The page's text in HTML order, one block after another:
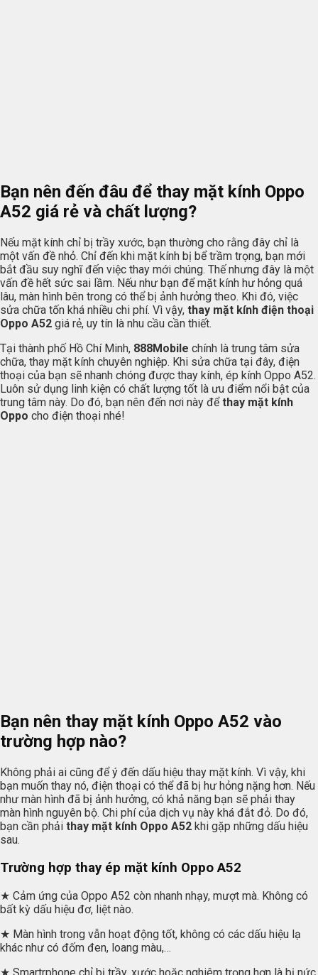
Bạn nên đến đâu để thay mặt kính Oppo
A52 giá rẻ và chất lượng?
Nếu mặt kính chỉ bị trầy xước, bạn thường cho rằng đây chỉ là
một vấn đề nhỏ. Chỉ đến khi mặt kính bị bể trầm trọng, bạn mới
bắt đầu suy nghĩ đến việc thay mới chúng. Thế nhưng đây là một
vấn đề hết sức sai lầm. Nếu như bạn để mặt kính hư hỏng quá
lâu, màn hình bên trong có thể bị ảnh hưởng theo. Khi đó, việc
sửa chữa tốn khá nhiều chi phí. Vì vậy, thay mặt kính điện thoại
Oppo A52 giá rẻ, uy tín là nhu cầu cần thiết.
Tại thành phố Hồ Chí Minh, 888Mobile chính là trung tâm sửa
chữa, thay mặt kính chuyên nghiệp. Khi sửa chữa tại đây, điện
thoại của bạn sẽ nhanh chóng được thay kính, ép kính Oppo A52.
Luôn sử dụng linh kiện có chất lượng tốt là ưu điểm nổi bật của
trung tâm này. Do đó, bạn nên đến nơi này đểthay mặt kính
Oppo cho điện thoại nhé!
Bạn nên thay mặt kính Oppo A52 vào
trường hợp nào?
Không phải ai cũng để ý đến dấu hiệu thay mặt kính. Vì vậy, khi
bạn muốn thay nó, điện thoại có thể đã bị hư hỏng nặng hơn. Nếu
như màn hình đã bị ảnh hưởng, có khả năng bạn sẽ phải thay
màn hình nguyên bộ. Chi phí của dịch vụ này khá đắt đỏ. Do đó,
bạn cần phải thay mặt kính Oppo A52 khi gặp những dấu hiệu
sau.
Trường hợp thay ép mặt kính Oppo A52
★ Cảm ứng của Oppo A52 còn nhanh nhạy, mượt mà. Không có
bất kỳ dấu hiệu đơ, liệt nào.
★ Màn hình trong vẫn hoạt động tốt, không có các dấu hiệu lạ
khác như có đốm đen, loang màu,…